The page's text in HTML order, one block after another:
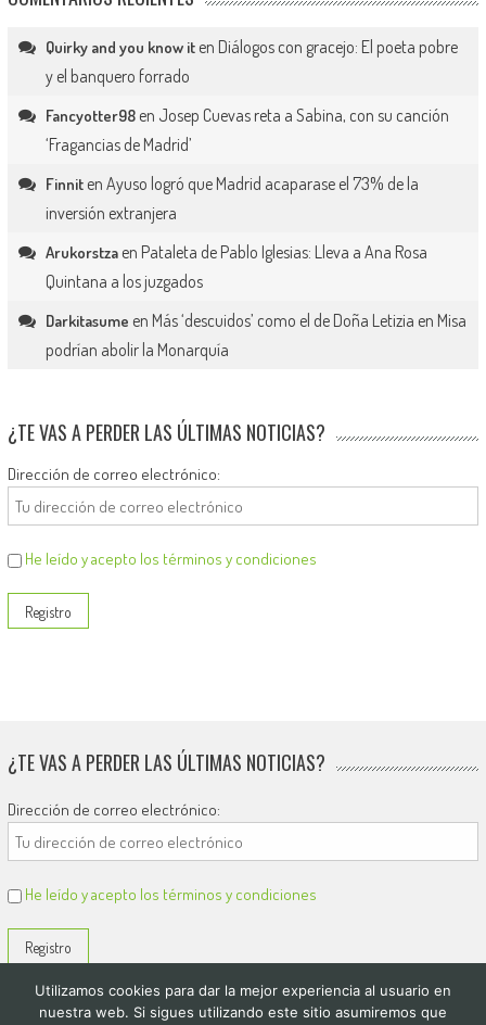
Quirky and you know iten Diálogos con gracejo: El poeta pobre
y el banquero forrado
Fancyotter98en Josep Cuevas reta a Sabina, con su canción
‘Fragancias de Madrid’
Finniten Ayuso logró que Madrid acaparase el 73% de la
inversión extranjera
Arukorstzaen Pataleta de Pablo Iglesias: Lleva a Ana Rosa
Quintana a los juzgados
Darkitasume en Más ‘descuidos’ como el de Doña Letizia en Misa
podrían abolir la Monarquía
¿TE VAS A PERDER LAS ÚLTIMAS NOTICIAS?
Dirección de correo electrónico:
He leído y acepto los términos y condiciones
¿TE VAS A PERDER LAS ÚLTIMAS NOTICIAS?
Dirección de correo electrónico:
He leído y acepto los términos y condiciones
Utilizamos cookies para dar la mejor experiencia al usuario en
nuestra web. Si sigues utilizando este sitio asumiremos que